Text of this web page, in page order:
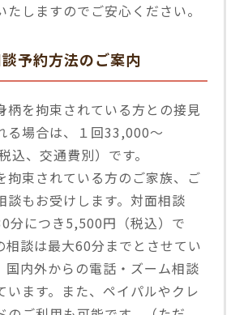
たしますのでご安心ください。
予約方法のご案内
柄を拘束されている方との接見
る場合は、１回33,000～
込、交通費別）です。
拘束されている方のご家族、ご
談もお受けします。対面相談
分につき5,500円（税込）で
談は最大60分までとさせてい
国内外からの電話・ズーム相談
います。また、ペイパルやクレ